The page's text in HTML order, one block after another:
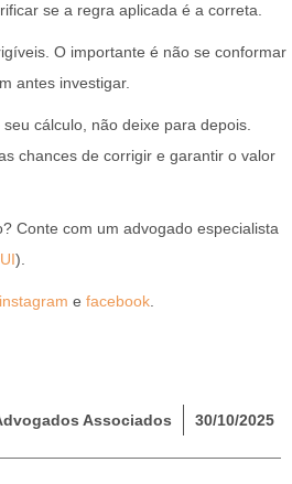
se a regra aplicada é a correta.
O importante é não se conformar
antes investigar.
cálculo, não deixe para depois.
chances de corrigir e garantir o valor
Conte com um advogado especialista
).
instagram e facebook
Associados 30/10/2025